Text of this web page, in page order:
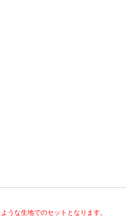
うな生地でのセットとなります。